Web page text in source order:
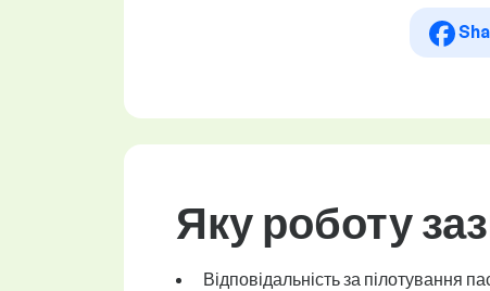
Яку роботу
Відповідальність за пілотування